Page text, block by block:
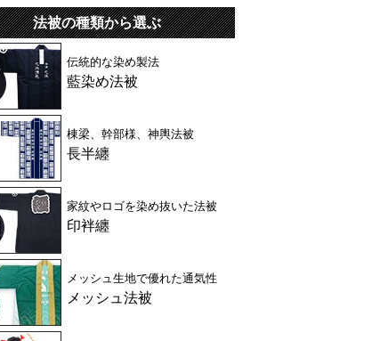
法被の種類から選ぶ
伝統的な染め製法
藍染め法被
棟梁、幹部様、神輿法被
長半纏
家紋やロゴを染め抜いた法被
印袢纏
メッシュ生地で優れた通気性
メッシュ法被